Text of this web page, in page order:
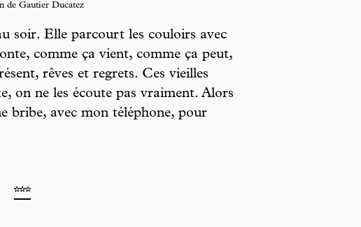
de Gautier Ducatez
soir. Elle parcourt les couloirs avec
comme ça vient, comme ça peut,
rêves et regrets. Ces vieilles
on ne les écoute pas vraiment. Alors
bribe, avec mon téléphone, pour
***